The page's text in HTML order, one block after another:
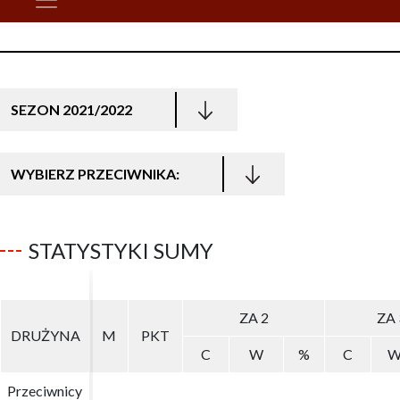
SEZON 2021/2022
WYBIERZ PRZECIWNIKA:
STATYSTYKI SUMY
DRUŻYNA M PKT
ZA 2 ZA
C W % C
Przeciwnicy
DRUŻYNA M PKT
ZA 2 ZA
C W % C
Przeciwnicy